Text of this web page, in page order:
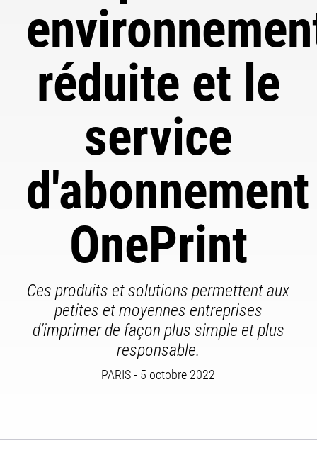
réduite et le
service
d'abonnement
OnePrint
Ces produits et solutions permettent aux
petites et moyennes entreprises
d’imprimer de façon plus simple et plus
responsable.
PARIS - 5 octobre 2022